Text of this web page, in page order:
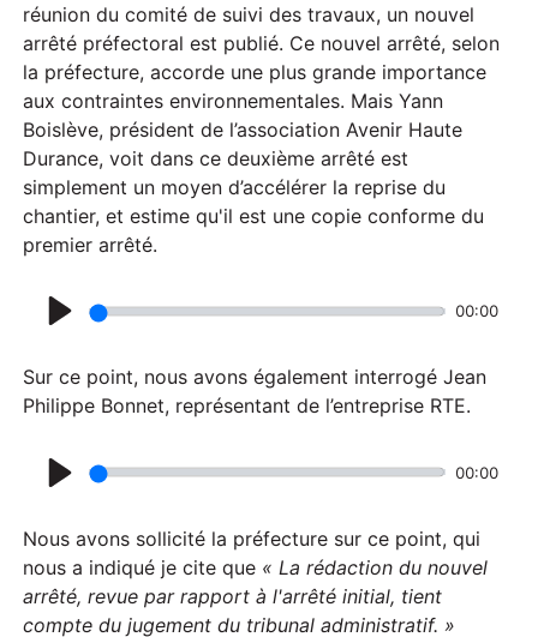
réunion du comité de suivi des travaux, un nouvel
arrêté préfectoral est publié. Ce nouvel arrêté, selon
la préfecture, accorde une plus grande importance
aux contraintes environnementales. Mais Yann
Boislève, président de l’association Avenir Haute
Durance, voit dans ce deuxième arrêté est
simplement un moyen d’accélérer la reprise du
chantier, et estime qu'il est une copie conforme du
premier arrêté.
l
a
00:00
Sur ce point, nous avons également interrogé Jean
Philippe Bonnet, représentant de l’entreprise RTE.
l
a
y
00:00
Nous avons sollicité la préfecture sur ce point, qui
nous a indiqué je cite que «La rédaction du nouvel
arrêté, revue par rapport à l'arrêté initial, tient
compte du jugement du tribunal administratif. »